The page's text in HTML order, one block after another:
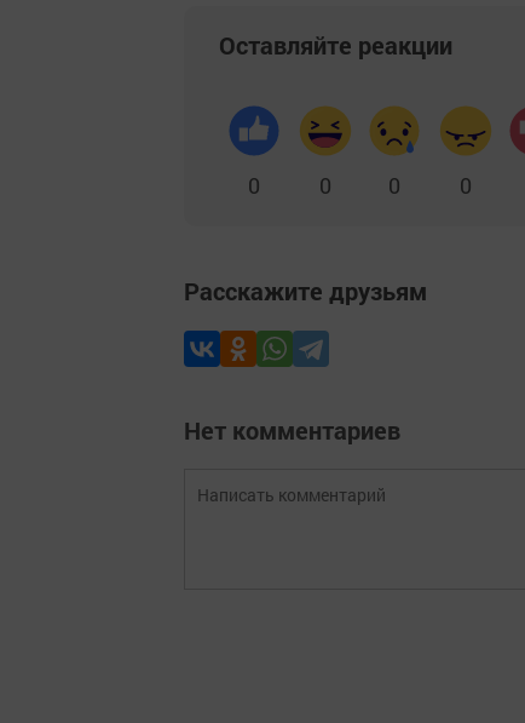
Оставляйте реакции
0 0 0 0
Расскажите друзьям
Нет комментариев